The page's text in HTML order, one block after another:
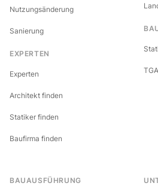
Nutzungsänderung
Sanierung
EXPERTEN
Experten
Architekt finden
Statiker finden
Baufirma finden
BAUAUSFÜHRUNG